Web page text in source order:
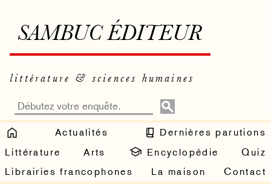
SAMBUC ÉDITEUR
littérature & sciences humaines
Actualités
Dernières parutions
Littérature
Arts Encyclopédie
Quiz
Librairies francophones
La maison Contact